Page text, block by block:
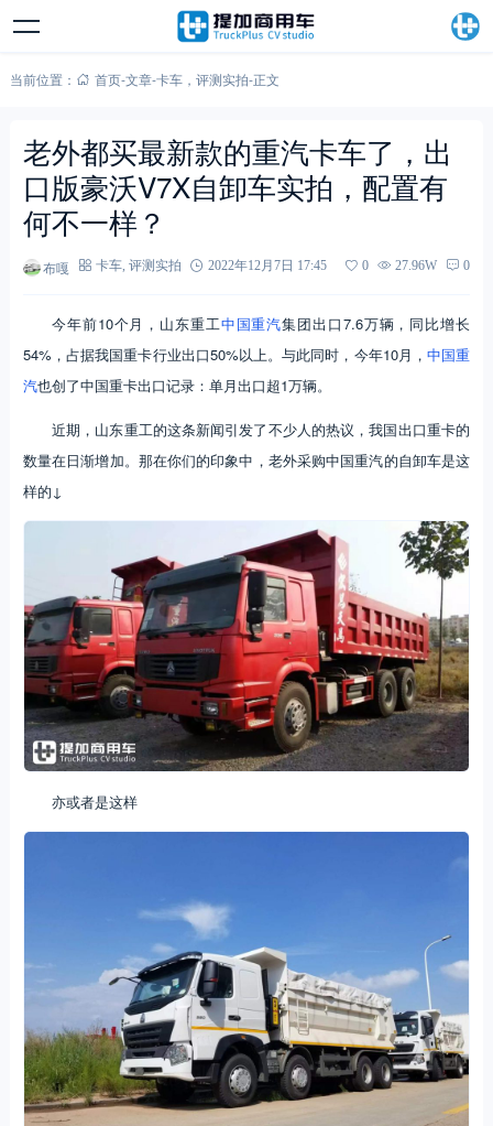
当前位置： 首页-文章-卡车， 评测实拍-正文
老外都买最新款的重汽卡车了，出
口版豪沃V7X自卸车实拍，配置有
何不一样？
布嘎 卡车, 评测实拍 2022年12月7日 17:45 0 27.96W 0
今年前10个月，山东重工中国重汽集团出口7.6万辆，同比增长
54%，占据我国重卡行业出口50%以上。与此同时，今年10月， 中国重
汽也创了中国重卡出口记录：单月出口超1万辆。
近期，山东重工的这条新闻引发了不少人的热议，我国出口重卡的
数量在日渐增加。那在你们的印象中，老外采购中国重汽的自卸车是这
样的↓
亦或者是这样